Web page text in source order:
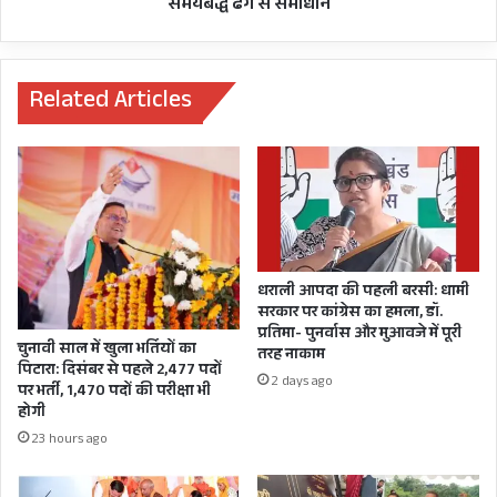
हाल में सुष्मिता ने कहा था कि ऐसे तीन मौके आए जब वह
शादी करने के बेहद करीब थी लेकिन ईश्वर कृपा ने बच
गईं। द, सुष्मिता 3 रिलेशनशिप में रह चुकी हैं अब 46
वर्षीय सुष्मिता सेन ने आखिरकार ललित मोदी के साथ
शादी रचा ही ली है।
का
जिला,
जनता
की
समस्याओं
का
होगा
त्वरित
व
समयबद्ध
ढंग
से
समाधान
Related Articles
चुनावी साल में खुला भर्तियों का
पिटारा: दिसंबर से पहले 2,477 पदों
पर भर्ती, 1,470 पदों की परीक्षा भी
होगी
23 hours ago
धराली आपदा की पहली बरसी: धामी
सरकार पर कांग्रेस का हमला, डॉ.
प्रतिमा- पुनर्वास और मुआवजे में पूरी
तरह नाकाम
2 days ago